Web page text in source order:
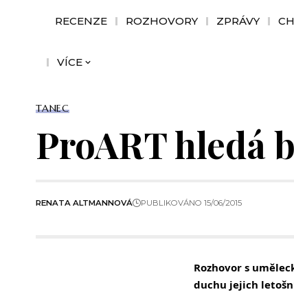
RECENZE ROZHOVORY ZPRÁVY
VÍCE
TANEC
ProART hledá
RENATA ALTMANNOVÁ PUBLIKOVÁNO 15/06/2015
Rozhovor s
duchu jejich